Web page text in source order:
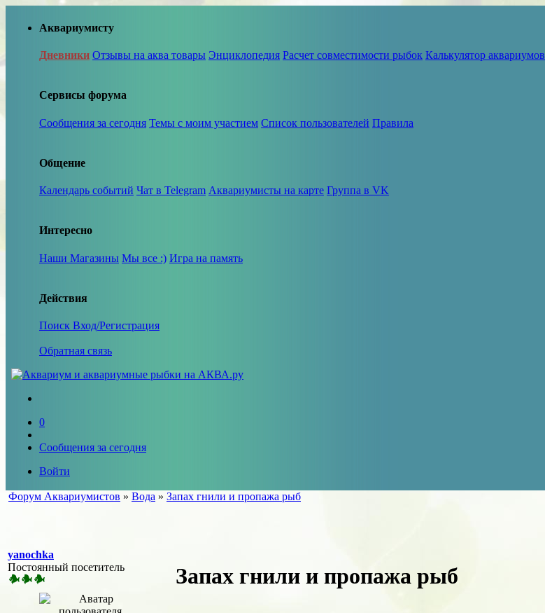
Аквариумисту
Дневники Отзывы на аква товары Энциклопедия Расчет совместимости рыбок Калькулятор аквариумов
Сервисы форума
Сообщения за сегодня Темы с моим участием Список пользователей Правила
Общение
Календарь событий Чат в Telegram Аквариумисты на карте Группа в VK
Интересно
Наши Магазины Мы все :) Игра на память
Действия
Поиск Вход/Регистрация
Обратная связь
0
Сообщения за сегодня
Войти
Форум Аквариумистов » Вода » Запах гнили и пропажа рыб
yanochka
Постоянный посетитель
Запах гнили и пропажа рыб